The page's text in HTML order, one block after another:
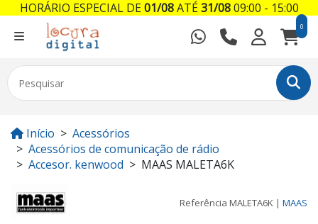
0
Início
Acessórios
Acessórios de comunicação de rádio
Accesor. kenwood
MAAS MALETA6K
Referência MALETA6K | MAAS
HORÁRIO ESPECIAL DE01/08ATÉ31/0809:00 - 15:00